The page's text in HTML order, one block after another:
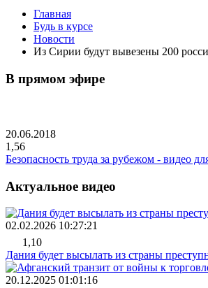
Главная
Будь в курсе
Новости
Из Сирии будут вывезены 200
В прямом эфире
20.06.2018
1,56
Безопасность труда за рубежом - видео
Актуальное видео
02.02.2026 10:27:21
1,10
Дания будет высылать из страны
20.12.2025 01:01:16